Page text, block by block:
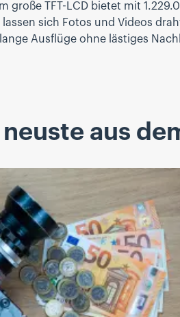
große TFT-LCD bietet mit
lassen sich Fotos und Videos
Ausflüge ohne lästiges
neuste aus